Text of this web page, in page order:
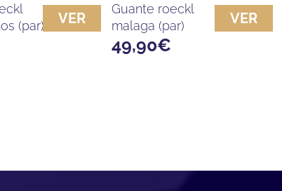
(par)
VER
guante roeckl
malaga (par)
49,90€
VER